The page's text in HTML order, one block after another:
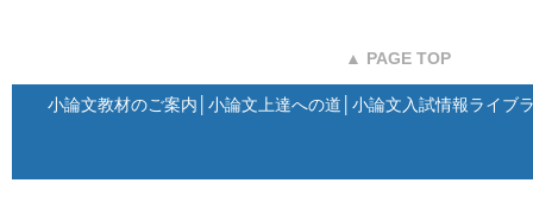
▲ PAGE TOP
小論文教材のご案内 小論文上達への道 小論文入試情報ライブ